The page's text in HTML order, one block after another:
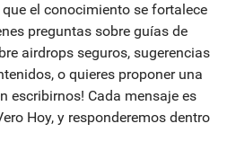
el conocimiento se fortalece
preguntas sobre guías de
airdrops seguros, sugerencias
o quieres proponer una
escribirnos! Cada mensaje es
Hoy, y responderemos dentro